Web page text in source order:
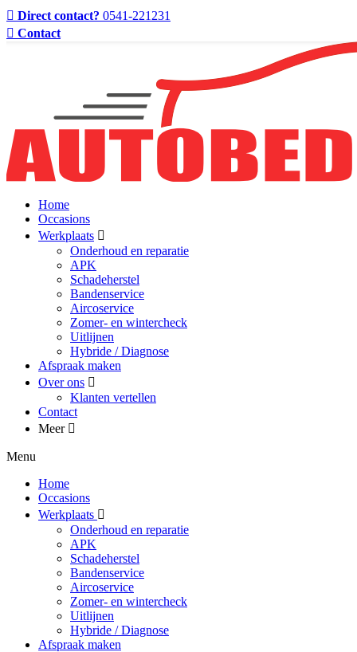
Direct contact? 0541-221231
Contact
Home
Occasions
Werkplaats
Onderhoud en reparatie
APK
Schadeherstel
Bandenservice
Aircoservice
Zomer- en wintercheck
Uitlijnen
Hybride / Diagnose
Afspraak maken
Over ons
Klanten vertellen
Contact
Meer
Menu
Home
Occasions
Werkplaats
Onderhoud en reparatie
APK
Schadeherstel
Bandenservice
Aircoservice
Zomer- en wintercheck
Uitlijnen
Hybride / Diagnose
Afspraak maken